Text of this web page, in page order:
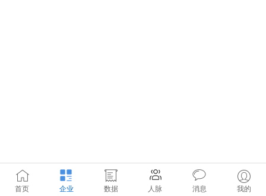
首页 企业 数据 人脉 消息 我的